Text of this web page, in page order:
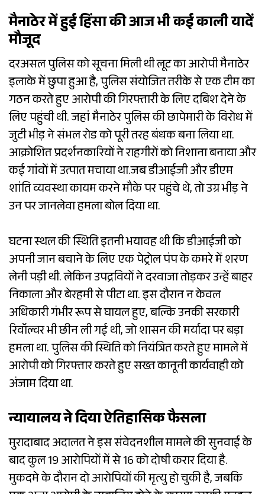
​मैनाठेर में हुई हिंसा की आज भी कई काली यादें
मौजूद
दरअसल पुलिस को सूचना मिली थी लूट का आरोपी मैनाठेर
इलाके में छुपा हुआ है, पुलिस संयोजित तरीके से एक टीम का
गठन करते हुए आरोपी की गिरफ्तारी के लिए दबिश देने के
लिए पहुंची थी. जहां मैनाठेर पुलिस की छापेमारी के विरोध में
जुटी भीड़ ने संभल रोड को पूरी तरह बंधक बना लिया था.
आक्रोशित प्रदर्शनकारियों ने राहगीरों को निशाना बनाया और
कई गांवों में उत्पात मचाया था.जब डीआईजी और डीएम
शांति व्यवस्था कायम करने मौके पर पहुंचे थे, तो उग्र भीड़ ने
उन पर जानलेवा हमला बोल दिया था.
घटना स्थल की स्थिति इतनी भयावह थी कि डीआईजी को
अपनी जान बचाने के लिए एक पेट्रोल पंप के कमरे में शरण
लेनी पड़ी थी. लेकिन उपद्रवियों ने दरवाजा तोड़कर उन्हें बाहर
निकाला और बेरहमी से पीटा था. इस दौरान न केवल
अधिकारी गंभीर रूप से घायल हुए, बल्कि उनकी सरकारी
रिवॉल्वर भी छीन ली गई थी, जो शासन की मर्यादा पर बड़ा
हमला था. पुलिस की स्थिति को नियंत्रित करते हुए मामले में
आरोपी को गिरफ्तार करते हुए सख्त कानूनी कार्यवाही को
अंजाम दिया था.
​न्यायालय ने दिया ऐतिहासिक फैसला
मुरादाबाद अदालत ने इस संवेदनशील मामले की सुनवाई के
बाद कुल 19 आरोपियों में से 16 को दोषी करार दिया है.
मुकदमे के दौरान दो आरोपियों की मृत्यु हो चुकी है, जबकि